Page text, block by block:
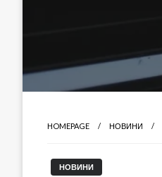
HOMEPAGE НОВИНИ
НОВИНИ